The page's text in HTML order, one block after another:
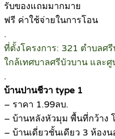
รับของแถมมากมาย
ฟรี ค่าใช้จ่ายในการโอน
.
ที่ตั้งโครงการ: 321 ตำบลศ
ใกล้เทศบาลศรีบัวบาน และ
.
บ้านปานชีวา type 1
– ราคา 1.99ลบ.
– บ้านหลังหัวมุม พื้นที่กว้าง
– บ้านเดี่ยวชั้นเดียว 3 ห้อง